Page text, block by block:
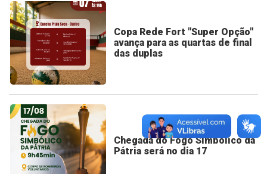
Copa Rede Fort "Super Opção"
avança para as quartas de final
das duplas
Chegada do Fogo Simbólico da
Pátria será no dia 17